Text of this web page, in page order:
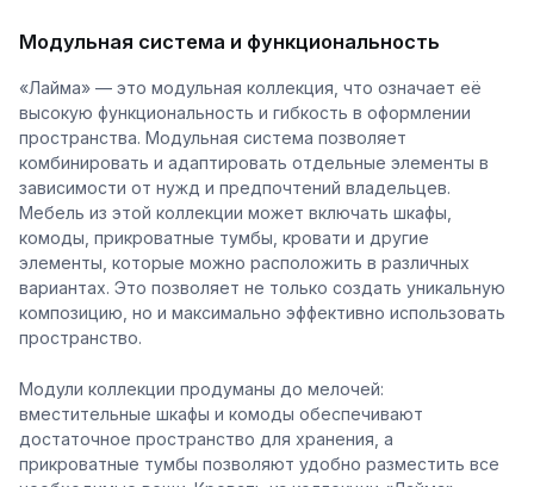
Модульная система и функциональность
«Лайма» — это модульная коллекция, что означает её
высокую функциональность и гибкость в оформлении
пространства. Модульная система позволяет
комбинировать и адаптировать отдельные элементы в
зависимости от нужд и предпочтений владельцев.
Мебель из этой коллекции может включать шкафы,
комоды, прикроватные тумбы, кровати и другие
элементы, которые можно расположить в различных
вариантах. Это позволяет не только создать уникальную
композицию, но и максимально эффективно использовать
пространство.
Модули коллекции продуманы до мелочей:
вместительные шкафы и комоды обеспечивают
достаточное пространство для хранения, а
прикроватные тумбы позволяют удобно разместить все